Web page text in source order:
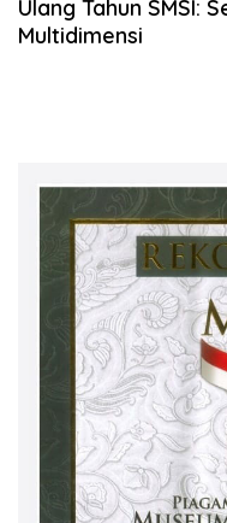
Ulang Tahun SMSI: Sewindu Mengarungi Disrupsi
Multidimensi